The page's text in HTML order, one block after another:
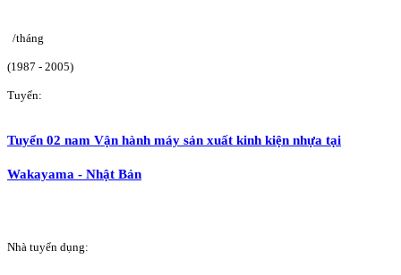
/tháng
(1987 - 2005)
Tuyển:
Tuyển 02 nam Vận hành máy sản xuất kinh kiện nhựa tại
Wakayama - Nhật Bản
Nhà tuyển dụng: